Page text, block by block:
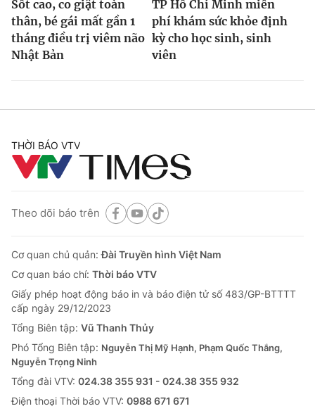
Sốt cao, co giật toàn
thân, bé gái mất gần 1
tháng điều trị viêm não
Nhật Bản
TP Hồ Chí Minh miễn
phí khám sức khỏe định
kỳ cho học sinh, sinh
viên
THỜI BÁO VTV
Theo dõi báo trên
Cơ quan chủ quản:Đài Truyền hình Việt Nam
Cơ quan báo chí: Thời báo VTV
Giấy phép hoạt động báo in và báo điện tử số 483/GP-BTTTT
cấp ngày 29/12/2023
Tổng Biên tập: Vũ Thanh Thủy
Phó Tổng Biên tập: Nguyễn Thị Mỹ Hạnh, Phạm Quốc Thắng,
Nguyễn Trọng Ninh
Tổng đài VTV: 024.38 355 931 - 024.38 355 932
Ðiện thoại Thời báo VTV: 0988 671 671